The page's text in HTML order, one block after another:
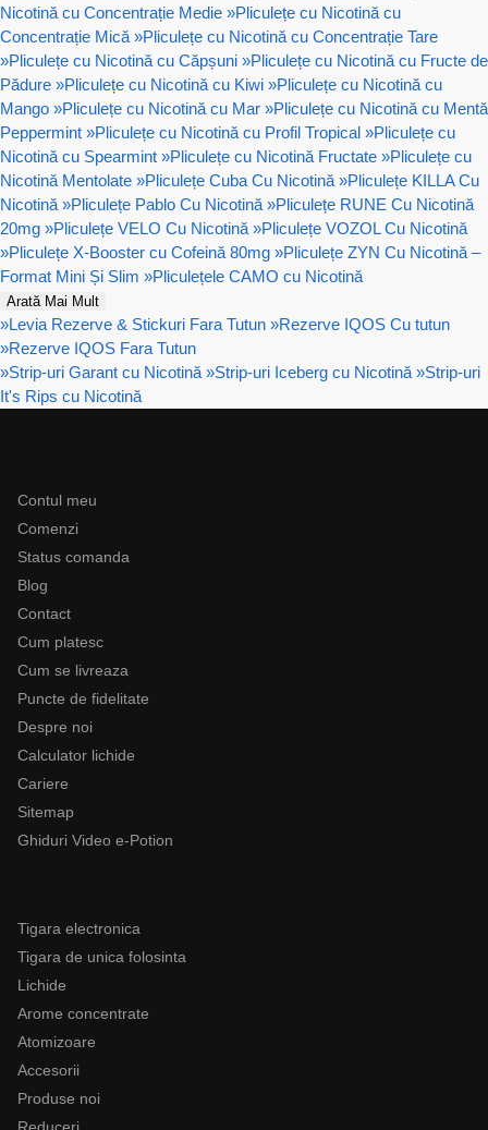
Nicotină cu Concentrație Medie »Pliculețe cu Nicotină cu
Concentrație Mică »Pliculețe cu Nicotină cu Concentrație Tare
»Pliculețe cu Nicotină cu Căpșuni »Pliculețe cu Nicotină cu Fructe de
Pădure »Pliculețe cu Nicotină cu Kiwi »Pliculețe cu Nicotină cu
Mango »Pliculețe cu Nicotină cu Mar »Pliculețe cu Nicotină cu Mentă
Peppermint »Pliculețe cu Nicotină cu Profil Tropical »Pliculețe cu
Nicotină cu Spearmint »Pliculețe cu Nicotină Fructate »Pliculețe cu
Nicotină Mentolate »Pliculețe Cuba Cu Nicotină »Pliculețe KILLA Cu
Nicotină »Pliculețe Pablo Cu Nicotină »Pliculețe RUNE Cu Nicotină
20mg »Pliculețe VELO Cu Nicotină »Pliculețe VOZOL Cu Nicotină
»Pliculețe X-Booster cu Cofeină 80mg »Pliculețe ZYN Cu Nicotină –
Format Mini Și Slim »Pliculețele CAMO cu Nicotină
Arată Mai Mult
»Levia Rezerve & Stickuri Fara Tutun »Rezerve IQOS Cu tutun
»Rezerve IQOS Fara Tutun
»Strip-uri Garant cu Nicotină »Strip-uri Iceberg cu Nicotină »Strip-uri
It's Rips cu Nicotină
Contul meu
Comenzi
Status comanda
Blog
Contact
Cum platesc
Cum se livreaza
Puncte de fidelitate
Despre noi
Calculator lichide
Cariere
Sitemap
Ghiduri Video e-Potion
Tigara electronica
Tigara de unica folosinta
Lichide
Arome concentrate
Atomizoare
Accesorii
Produse noi
Reduceri